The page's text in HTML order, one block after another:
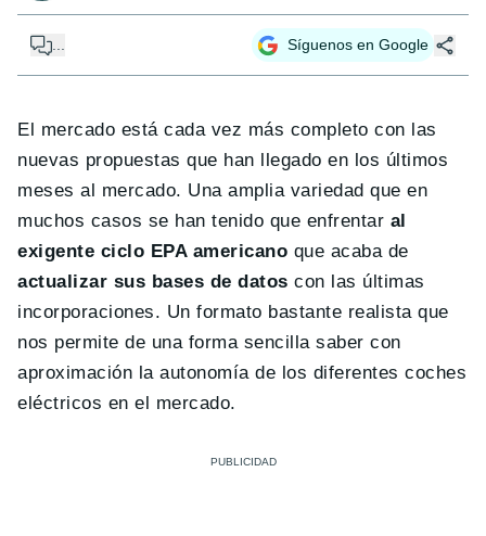
... Síguenos en Google
El mercado está cada vez más completo con las
nuevas propuestas que han llegado en los últimos
meses al mercado. Una amplia variedad que en
muchos casos se han tenido que enfrentar al
exigente ciclo EPA americano que acaba de
actualizar sus bases de datos con las últimas
incorporaciones. Un formato bastante realista que
nos permite de una forma sencilla saber con
aproximación la autonomía de los diferentes coches
eléctricos en el mercado.